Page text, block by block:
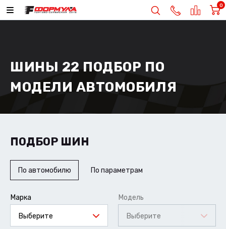
0
ШИНЫ 22 ПОДБОР ПО
МОДЕЛИ АВТОМОБИЛЯ
ПОДБОР ШИН
По автомобилю По параметрам
Марка
Выберите
Модель
Выберите